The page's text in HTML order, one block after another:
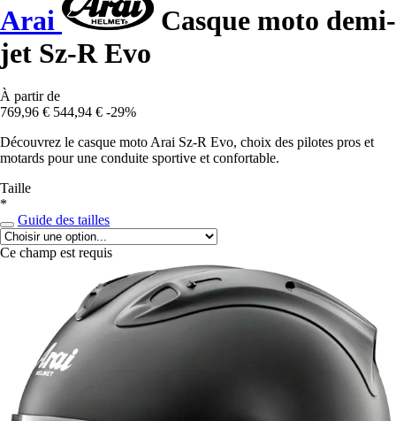
Arai
Casque moto demi-
jet Sz-R Evo
À partir de
769,96 € 544,94 € -29%
Découvrez le casque moto Arai Sz-R Evo, choix des pilotes pros et
motards pour une conduite sportive et confortable.
Taille
*
Guide des tailles
Ce champ est requis